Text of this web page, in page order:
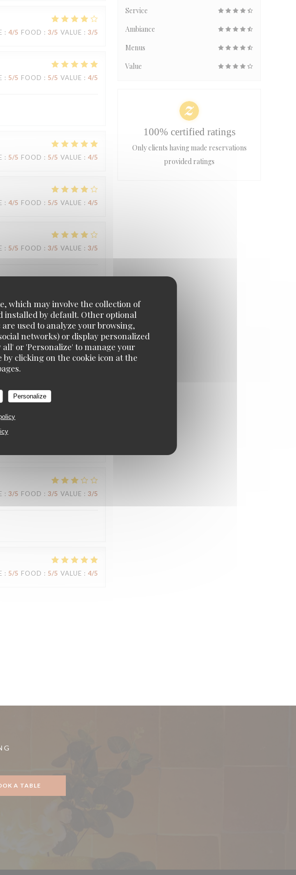
which may involve the collection of
installed by default. Other optional
used to analyze your browsing,
networks) or display personalized
or 'Personalize' to manage your
clicking on the cookie icon at the
Personalize
: 4/5 FOOD : 3/5 VALUE : 3/5
: 5/5 FOOD : 5/5 VALUE : 4/5
: 5/5 FOOD : 5/5 VALUE : 4/5
: 4/5 FOOD : 5/5 VALUE : 4/5
: 5/5 FOOD : 3/5 VALUE : 3/5
: 4/5 FOOD: 5/5 VALUE: 4/5
: 5/5
que j’ai connu à Marrakech.
de l’autre côté de la
c’est un peu loin de la
Montreuil. Bravo
: 3/5 FOOD : 3/5 VALUE : 3/5
: 5/5 FOOD : 5/5 VALUE : 4/5
Service
Ambiance
Menus
Value
100% certified ratings
Only clients having made reservations
provided ratings
A TABLE